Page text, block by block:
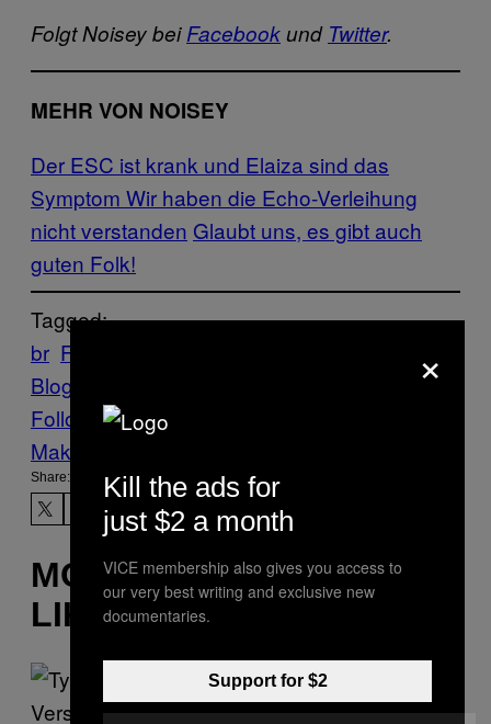
Folgt Noisey beiFacebookund Twitter.
MEHR VON NOISEY
Der ESC ist krank und Elaiza sind das
Symptom Wir haben die Echo-Verleihung
nicht verstanden Glaubt uns, es gibt auch
guten Folk!
Tagged:
br Features
Blog
Follow Us On Discover
Make Us Preferred In Top Stories
Share:
MORE
LIKE THIS
×
Kill the ads for
just $2 a month
VICE membership also gives you access to
our very best writing and exclusive new
documentaries.
Support for $2